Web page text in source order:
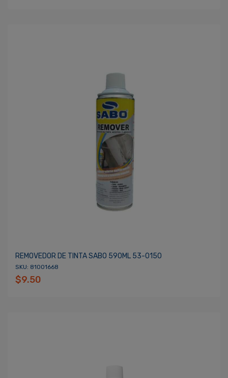
REMOVEDOR DE TINTA SABO 590ML 53-0150
SKU: 81001668
$9.50